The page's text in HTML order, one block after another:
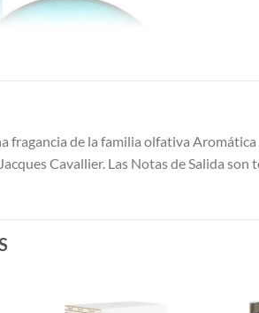
fragancia de la familia olfativa
Cavallier. Las Notas de Salida